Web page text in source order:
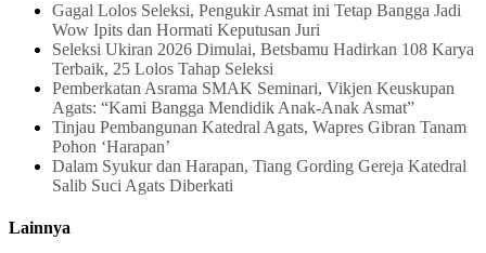
Gagal Lolos Seleksi, Pengukir Asmat ini Tetap Bangga Jadi
Wow Ipits dan Hormati Keputusan Juri
Seleksi Ukiran 2026 Dimulai, Betsbamu Hadirkan 108 Karya
Terbaik, 25 Lolos Tahap Seleksi
Pemberkatan Asrama SMAK Seminari, Vikjen Keuskupan
Agats: “Kami Bangga Mendidik Anak-Anak Asmat”
Tinjau Pembangunan Katedral Agats, Wapres Gibran Tanam
Pohon ‘Harapan’
Dalam Syukur dan Harapan, Tiang Gording Gereja Katedral
Salib Suci Agats Diberkati
Lainnya